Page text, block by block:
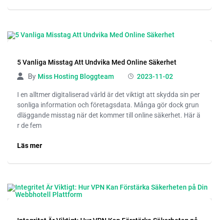
5 Vanliga Misstag Att Undvika Med Online Säkerhet
By Miss Hosting Bloggteam 2023-11-02
I en alltmer digitaliserad värld är det viktigt att skydda sin per
sonliga information och företagsdata. Många gör dock grun
dläggande misstag när det kommer till online säkerhet. Här ä
r de fem
Läs mer